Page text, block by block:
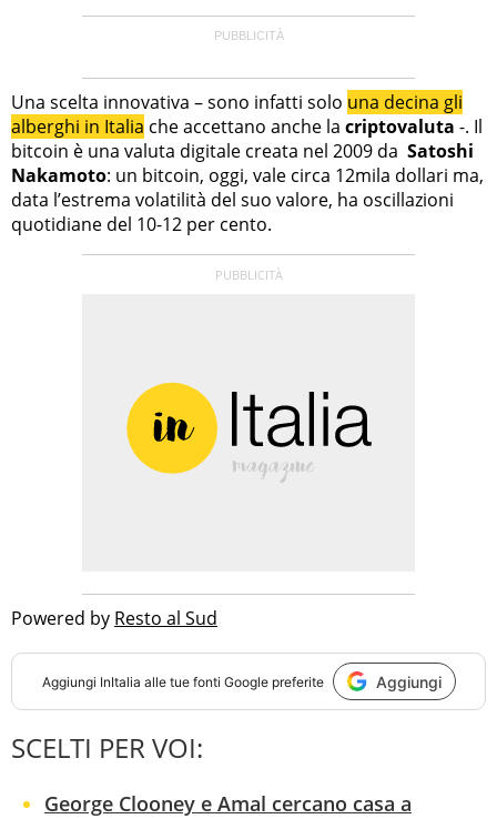
Una scelta innovativa – sono infatti solo una decina gli
alberghi in Italia che accettano anche la criptovaluta -. Il
bitcoin è una valuta digitale creata nel 2009 da Satoshi
Nakamoto: un bitcoin, oggi, vale circa 12mila dollari ma,
data l’estrema volatilità del suo valore, ha oscillazioni
quotidiane del 10-12 per cento.
Powered by Resto al Sud
Aggiungi InItalia alle tue fonti Google preferite Aggiungi
SCELTI PER VOI:
George Clooney e Amal cercano casa a